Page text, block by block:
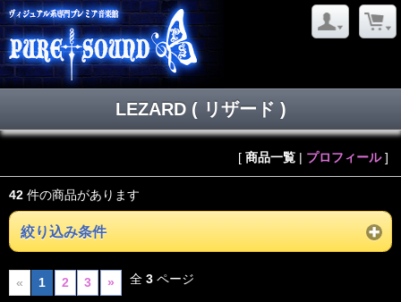
LEZARD ( リザード )
[ 商品一覧 | プロフィール]
42 件の商品があります
絞り込み条件
« 1 2 3 » 全 3ページ